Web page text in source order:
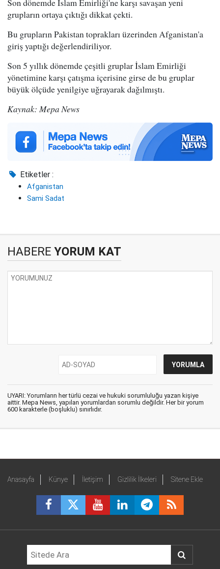
Son dönemde İslam Emirliği'ne karşı savaşan yeni
grupların ortaya çıktığı dikkat çekti.
Bu grupların Pakistan toprakları üzerinden Afganistan'a
giriş yaptığı değerlendiriliyor.
Son 5 yıllık dönemde çeşitli gruplar İslam Emirliği
yönetimine karşı çatışma içerisine girse de bu gruplar
büyük ölçüde yenilgiye uğrayarak dağılmıştı.
Kaynak: Mepa News
Etiketler :
Afganistan
Sami Sadat
HABERE YORUM KAT
UYARI: Yorumların her türlü cezai ve hukuki sorumluluğu yazan kişiye
aittir. Mepa News, yapılan yorumlardan sorumlu değildir. Her bir yorum
600 karakterle (boşluklu) sınırlıdır.
Anasayfa Künye İletişim Gizlilik İlkeleri Sitene Ekle